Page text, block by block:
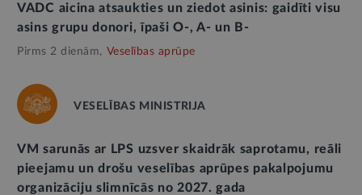
VADC aicina atsaukties un ziedot asinis: gaidīti visu
asins grupu donori, īpaši O-, A- un B-
Pirms 2 dienām, Veselības aprūpe
VESELĪBAS MINISTRIJA
VM sarunās ar LPS uzsver skaidrāk saprotamu, reāli
pieejamu un drošu veselības aprūpes pakalpojumu
organizāciju slimnīcās no 2027. gada